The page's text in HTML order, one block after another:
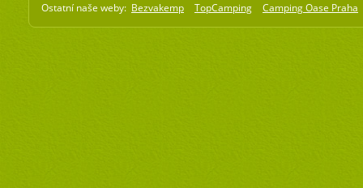
Ostatní naše weby: Bezvakemp TopCamping Camping Oase Praha